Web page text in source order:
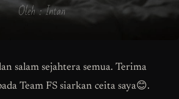
salam sejahtera semua. Terima
Team FS siarkan ceita saya😊.